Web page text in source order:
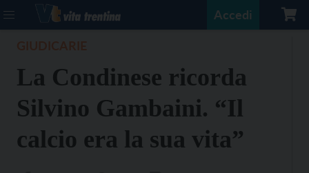
Accedi
La Condinese ricorda
Silvino Gambaini. “Il
calcio era la sua vita”